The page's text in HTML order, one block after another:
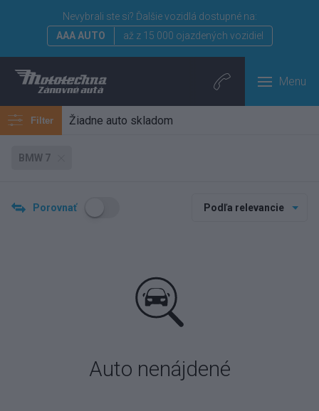
Nevybrali ste si? Ďalšie vozidlá dostupné na:
AAA AUTO
až z 15 000 ojazdených vozidiel
Menu
Filter Žiadne auto skladom
BMW 7
Porovnať Podľa relevancie
Auto nenájdené